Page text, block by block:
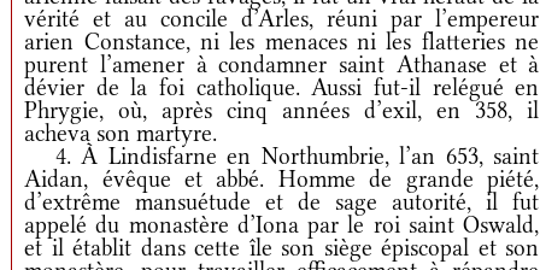
vérité et au concile d’Arles, réuni par l’empereur
arien Constance, ni les menaces ni les flatteries ne
purent l’amener à condamner saint Athanase et à
dévier de la foi catholique. Aussi fut-il relégué en
Phrygie, où, après cinq années d’exil, en 358, il
acheva son martyre.
4. À Lindisfarne en Northumbrie, l’an 653, saint
Aidan, évêque et abbé. Homme de grande piété,
d’extrême mansuétude et de sage autorité, il fut
appelé du monastère d’Iona par le roi saint Oswald,
et il établit dans cette île son siège épiscopal et son